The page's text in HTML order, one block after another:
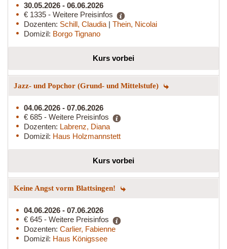
30.05.2026 - 06.06.2026
€ 1335 - Weitere Preisinfos
Dozenten: Schill, Claudia | Thein, Nicolai
Domizil: Borgo Tignano
Kurs vorbei
Jazz- und Popchor (Grund- und Mittelstufe)
04.06.2026 - 07.06.2026
€ 685 - Weitere Preisinfos
Dozenten: Labrenz, Diana
Domizil: Haus Holzmannstett
Kurs vorbei
Keine Angst vorm Blattsingen!
04.06.2026 - 07.06.2026
€ 645 - Weitere Preisinfos
Dozenten: Carlier, Fabienne
Domizil: Haus Königssee